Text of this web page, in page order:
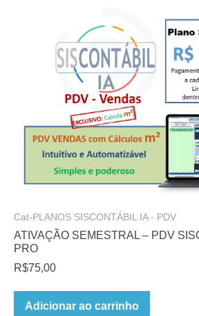
Cat-PLANOS SISCONTÁBIL IA - PDV
ATIVAÇÃO SEMESTRAL – PDV
PRO
R$75,00
Adicionar ao carrinho